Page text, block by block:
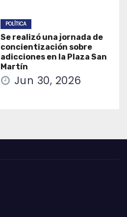
POLÍTICA
Se realizó una jornada de
concientización sobre
adicciones en la Plaza San
Martín
Jun 30, 2026